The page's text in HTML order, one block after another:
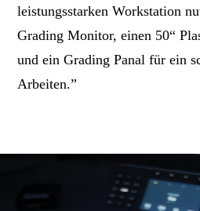
leistungsstarken Workstation
Grading Monitor, einen 50“
und ein Grading Panal für ein
Arbeiten.”